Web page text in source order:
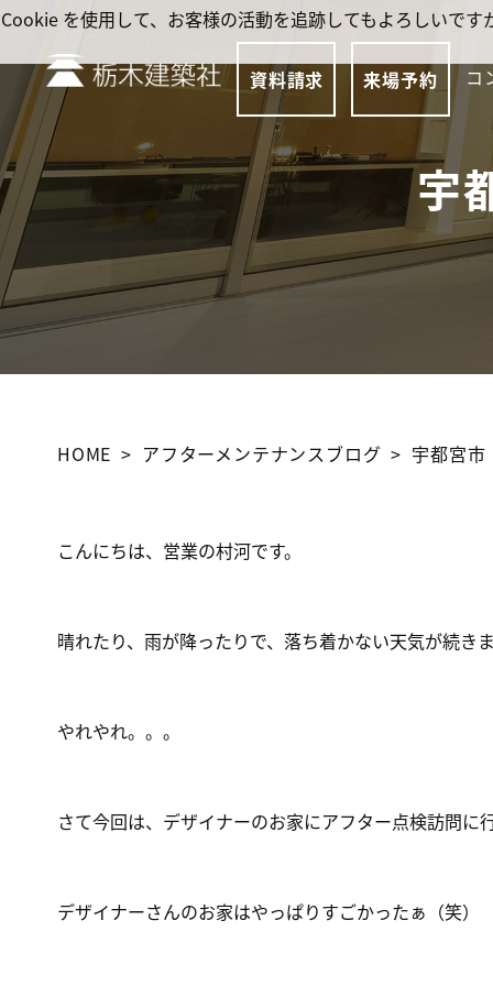
資料請求 来場予約 コ
宇
HOME アフターメンテナンスブログ 宇都宮
こんにちは、営業の村河です。
晴れたり、雨が降ったりで、落ち着かない天気が続き
やれやれ。。。
さて今回は、デザイナーのお家にアフター点検訪問に
デザイナーさんのお家はやっぱりすごかったぁ（笑）
Cookie を使用して、お客様の活動を追跡してもよろしいで